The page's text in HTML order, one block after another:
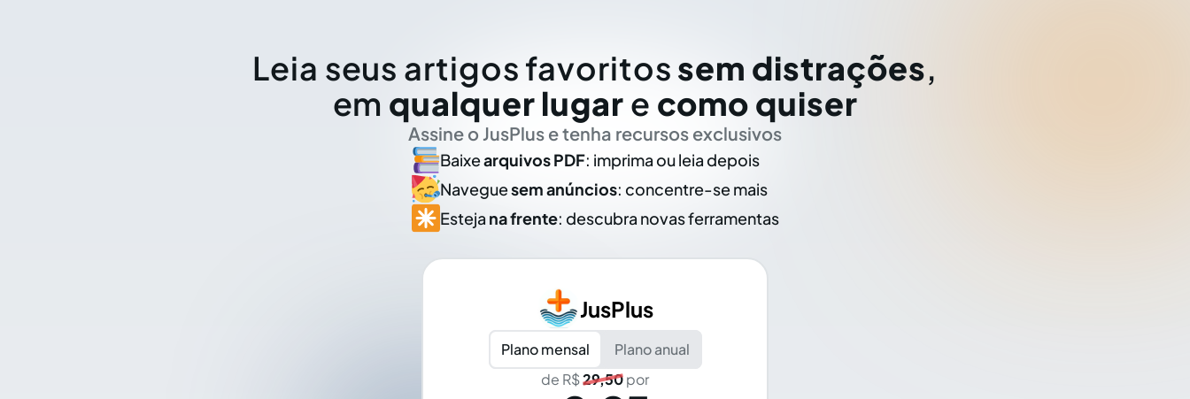
Leia seus artigos favoritos sem distrações,
em qualquer lugar e como quiser
Assine o JusPlus e tenha recursos exclusivos
Baixearquivos PDF: imprima ou leia depois
Naveguesem anúncios: concentre-se mais
Esteja na frente: descubra novas ferramentas
JusPlus
Plano mensal
Plano anual
de R$29,50por